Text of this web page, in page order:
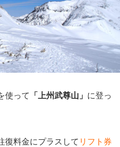
使って 「上州武尊山」 に登っ
復料金にプラスして リフト券